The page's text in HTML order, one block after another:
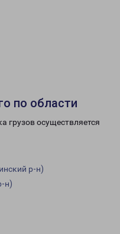
по области
грузов осуществляется
р-н)
н)